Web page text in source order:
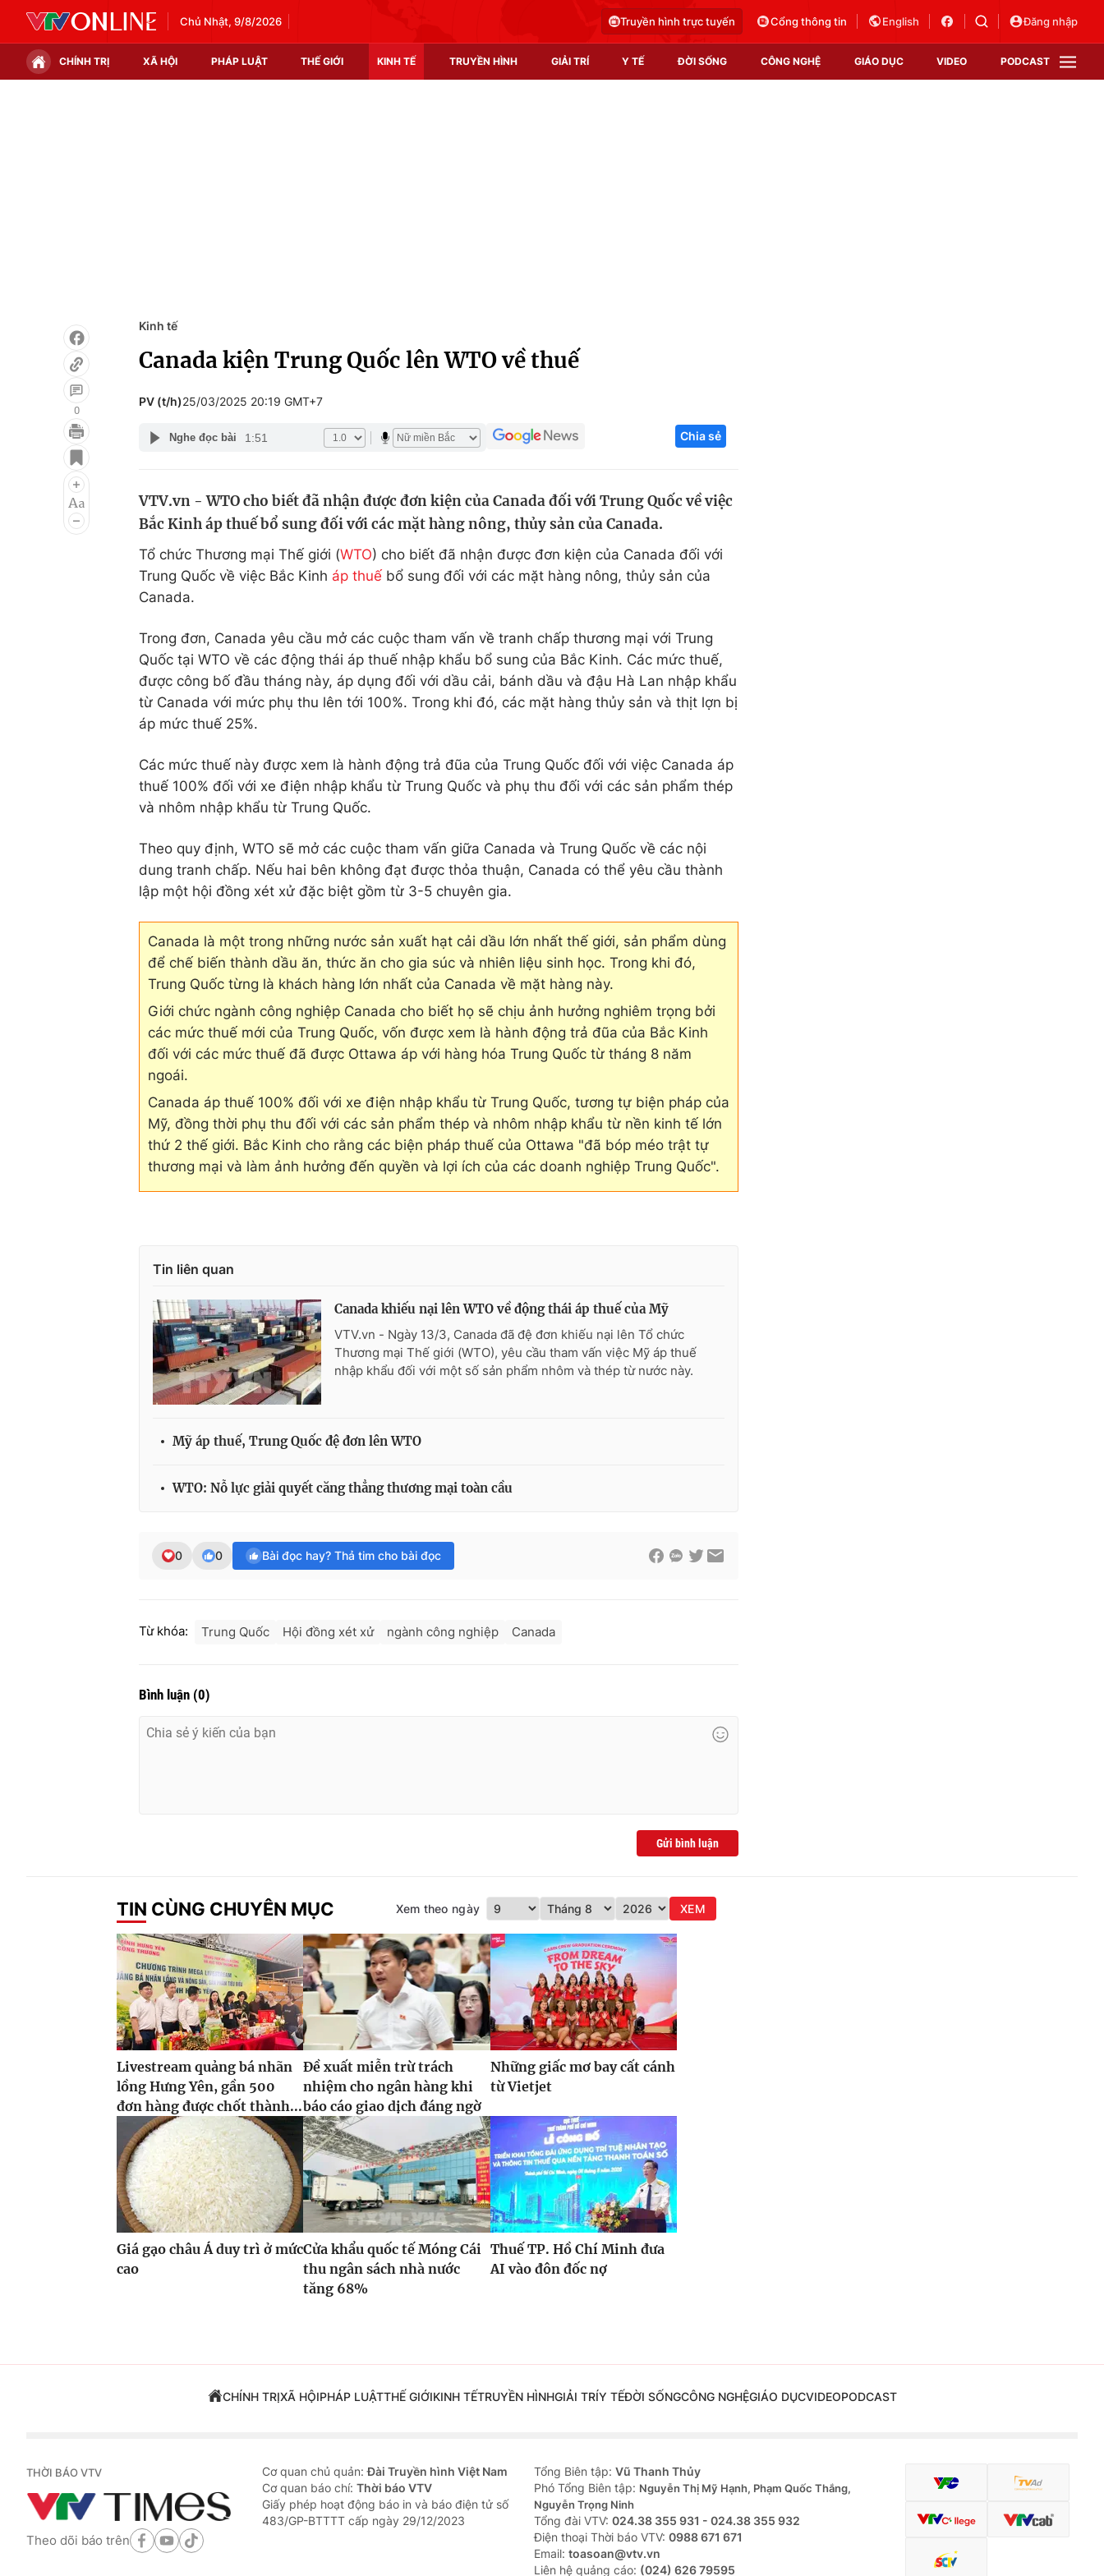
Chủ Nhật, 9/8/2026 Truyền hình trực tuyến Cổng thông tin English Đăng nhập
CHÍNH TRỊ XÃ HỘI PHÁP LUẬT THẾ GIỚI KINH TẾ TRUYỀN HÌNH GIẢI TRÍ Y TẾ ĐỜI SỐNG CÔNG NGHỆ GIÁO DỤC VIDEO PODCAST
Điện ảnh
Âm nhạc
Làm đẹp
Giáo dục
Học trực tuyến
Công nghệ
Sản phẩm
Tư vấn
0
Kinh tế
Canada kiện Trung Quốc lên WTO về thuế
PV (t/h)25/03/2025 20:19 GMT+7
Nghe đọc bài 1:51 Chia sẻ
VTV.vn - WTO cho biết đã nhận được đơn kiện của Canada đối với Trung Quốc về việc
Bắc Kinh áp thuế bổ sung đối với các mặt hàng nông, thủy sản của Canada.
Tổ chức Thương mại Thế giới (WTO) cho biết đã nhận được đơn kiện của Canada đối với
Trung Quốc về việc Bắc Kinh áp thuế bổ sung đối với các mặt hàng nông, thủy sản của
Canada.
Trong đơn, Canada yêu cầu mở các cuộc tham vấn về tranh chấp thương mại với Trung
Quốc tại WTO về các động thái áp thuế nhập khẩu bổ sung của Bắc Kinh. Các mức thuế,
được công bố đầu tháng này, áp dụng đối với dầu cải, bánh dầu và đậu Hà Lan nhập khẩu
từ Canada với mức phụ thu lên tới 100%. Trong khi đó, các mặt hàng thủy sản và thịt lợn bị
áp mức thuế 25%.
Các mức thuế này được xem là hành động trả đũa của Trung Quốc đối với việc Canada áp
thuế 100% đối với xe điện nhập khẩu từ Trung Quốc và phụ thu đối với các sản phẩm thép
và nhôm nhập khẩu từ Trung Quốc.
Theo quy định, WTO sẽ mở các cuộc tham vấn giữa Canada và Trung Quốc về các nội
dung tranh chấp. Nếu hai bên không đạt được thỏa thuận, Canada có thể yêu cầu thành
lập một hội đồng xét xử đặc biệt gồm từ 3-5 chuyên gia.
Canada là một trong những nước sản xuất hạt cải dầu lớn nhất thế giới, sản phẩm dùng
để chế biến thành dầu ăn, thức ăn cho gia súc và nhiên liệu sinh học. Trong khi đó,
Trung Quốc từng là khách hàng lớn nhất của Canada về mặt hàng này.
Giới chức ngành công nghiệp Canada cho biết họ sẽ chịu ảnh hưởng nghiêm trọng bởi
các mức thuế mới của Trung Quốc, vốn được xem là hành động trả đũa của Bắc Kinh
đối với các mức thuế đã được Ottawa áp với hàng hóa Trung Quốc từ tháng 8 năm
ngoái.
Canada áp thuế 100% đối với xe điện nhập khẩu từ Trung Quốc, tương tự biện pháp của
Mỹ, đồng thời phụ thu đối với các sản phẩm thép và nhôm nhập khẩu từ nền kinh tế lớn
thứ 2 thế giới. Bắc Kinh cho rằng các biện pháp thuế của Ottawa "đã bóp méo trật tự
thương mại và làm ảnh hưởng đến quyền và lợi ích của các doanh nghiệp Trung Quốc".
Tin liên quan
Canada khiếu nại lên WTO về động thái áp thuế của Mỹ
VTV.vn - Ngày 13/3, Canada đã đệ đơn khiếu nại lên Tổ chức
Thương mại Thế giới (WTO), yêu cầu tham vấn việc Mỹ áp thuế
nhập khẩu đối với một số sản phẩm nhôm và thép từ nước này.
Mỹ áp thuế, Trung Quốc đệ đơn lên WTO
WTO: Nỗ lực giải quyết căng thẳng thương mại toàn cầu
0 0 Bài đọc hay? Thả tim cho bài đọc
Từ khóa: Trung Quốc Hội đồng xét xử ngành công nghiệp Canada
Bình luận (0)
Gửi bình luận
TIN CÙNG CHUYÊN MỤC Xem theo ngày XEM
Livestream quảng bá nhãn
lồng Hưng Yên, gần 500
đơn hàng được chốt thành...
Đề xuất miễn trừ trách
nhiệm cho ngân hàng khi
báo cáo giao dịch đáng ngờ
Những giấc mơ bay cất cánh
từ Vietjet
Giá gạo châu Á duy trì ở mức
cao
Cửa khẩu quốc tế Móng Cái
thu ngân sách nhà nước
tăng 68%
Thuế TP. Hồ Chí Minh đưa
AI vào đôn đốc nợ
CHÍNH TRỊXÃ HỘIPHÁP LUẬTTHẾ GIỚIKINH TẾTRUYỀN HÌNHGIẢI TRÍY TẾĐỜI SỐNGCÔNG NGHỆGIÁO DỤCVIDEOPODCAST
THỜI BÁO VTV
Theo dõi báo trên
Cơ quan chủ quản:Đài Truyền hình Việt Nam
Cơ quan báo chí: Thời báo VTV
Giấy phép hoạt động báo in và báo điện tử số
483/GP-BTTTT cấp ngày 29/12/2023
Tổng Biên tập: Vũ Thanh Thủy
Phó Tổng Biên tập: Nguyễn Thị Mỹ Hạnh, Phạm Quốc Thắng,
Nguyễn Trọng Ninh
Tổng đài VTV: 024.38 355 931 - 024.38 355 932
Ðiện thoại Thời báo VTV: 0988 671 671
Email: toasoan@vtv.vn
Liên hệ quảng cáo: (024) 626 79595